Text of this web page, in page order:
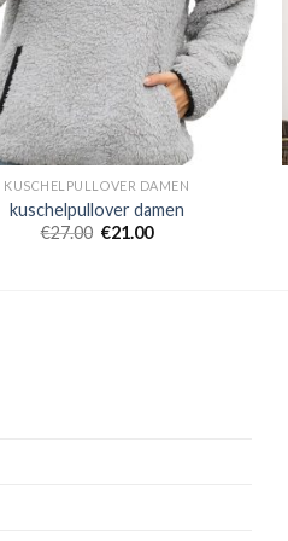
KUSCHELPULLOVER DAMEN
kuschelpullover damen
€27.00 €21.00